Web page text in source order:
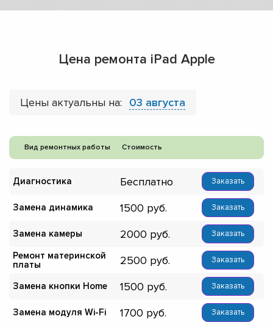
Цена ремонта iPad Apple
Цены актуальны на: 03 августа
Вид ремонтных работы Стоимость
Диагностика Бесплатно Заказать
Замена динамика 1500 Заказать
Замена камеры 2000 Заказать
Ремонт материнской
платы
2500 Заказать
Замена кнопки Home 1500 Заказать
Замена модуля Wi-Fi 1700 Заказать